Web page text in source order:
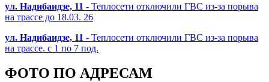
ул. Надибаидзе, 11 - Теплосети отключили ГВС из-за порыва
на трассе до 18.03. 26
ул. Надибаидзе, 11 - Теплосети отключили ГВС из-за порыва
на трассе. с 1 по 7 под.
ФОТО ПО АДРЕСАМ